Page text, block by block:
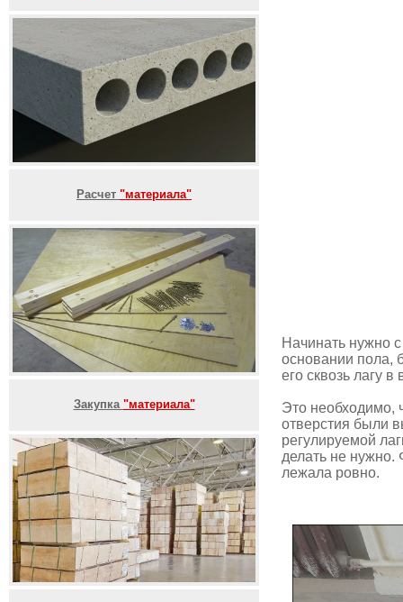
Расчет "материала"
Закупка "материала"
Начинать нужно
основании пола,
его сквозь лагу
Это необходимо,
отверстия были
регулируемой
делать не нужно.
лежала ровно.